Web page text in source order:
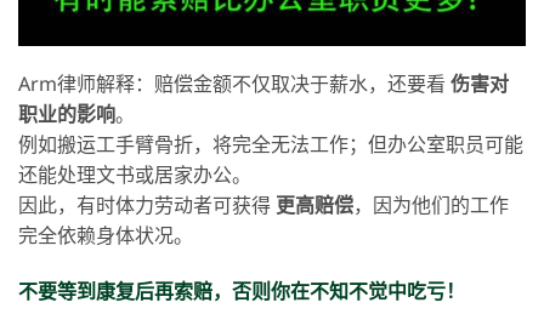
Arm律师解释：赔偿金额不仅取决于薪水，还要看 伤害对
职业的影响。
例如搬运工手臂骨折，将完全无法工作；但办公室职员可能
还能处理文书或居家办公。
因此，有时体力劳动者可获得更高赔偿，因为他们的工作
完全依赖身体状况。
不要等到康复后再索赔，否则你在不知不觉中吃亏！